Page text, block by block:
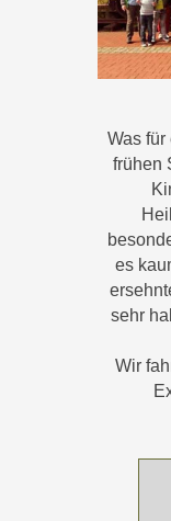
Was für
frühen
es
sehr
Wir